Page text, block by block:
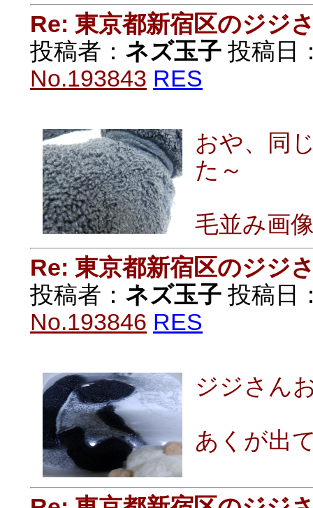
Re: 東京都新宿区のジジ
投稿者： ネズ玉子 投稿日
No.193843 RES
おや、同
た～
毛並み画
Re: 東京都新宿区のジジ
投稿者： ネズ玉子 投稿日
No.193846 RES
ジジさん
あくが出